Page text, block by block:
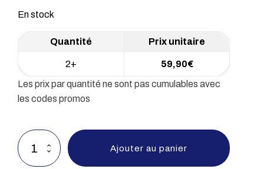
En stock
2+ 59,90€
Les prix par quantité ne sont pas cumulables avec
les codes promos
quantité
de
CLIMPAC
Ajouter au panier